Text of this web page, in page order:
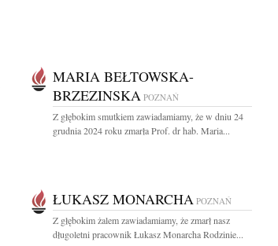
MARIA BEŁTOWSKA-
BRZEZINSKA POZNAŃ
Z głębokim smutkiem zawiadamiamy, że w dniu 24
grudnia 2024 roku zmarła Prof. dr hab. Maria...
ŁUKASZ MONARCHA POZNAŃ
Z głębokim żalem zawiadamiamy, że zmarł nasz
długoletni pracownik Łukasz Monarcha Rodzinie...